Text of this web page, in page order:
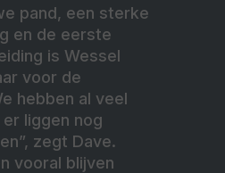
pand, een sterke
en de eerste
is Wessel
voor de
hebben al veel
liggen nog
zegt Dave.
vooral blijven